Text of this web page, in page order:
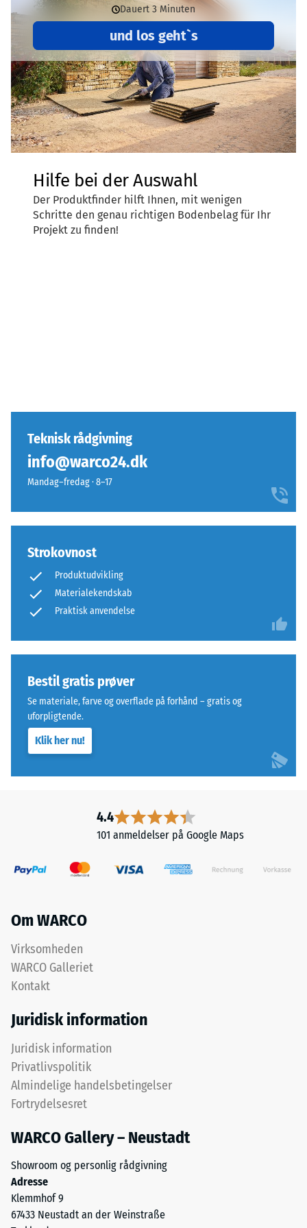
Lebensdauer wesentlich beeinflussen.
Lebensdauer
und Recyclingfähigkeit eine wichtige Rolle.
So ist z.B. ein regional hergestellter Terrassenbelag aus
gebundenem Gummigranulat, das zu einem großen Teil aus
Altreifen besteht und am Ende seiner Lebensdauer
wiederverwertet werden kann, wesentlich
umweltfreundlicherals eine Holzterrasse aus Tropenholz
oder aus rumänischem Raubbauholz.
Teknisk rådgivning
info@warco24.dk
Mandag–fredag · 8–17
Strokovnost
Produktudvikling
Materialekendskab
Praktisk anvendelse
Bestil gratis prøver
Se materiale, farve og overflade på forhånd – gratis og
uforpligtende.
Klik her nu!
4.4
101 anmeldelser på Google Maps
Om WARCO
Virksomheden
WARCO Galleriet
Kontakt
Juridisk information
Juridisk information
Privatlivspolitik
Almindelige handelsbetingelser
Fortrydelsesret
WARCO Gallery – Neustadt
Showroom og personlig rådgivning
Adresse
Klemmhof 9
67433 Neustadt an der Weinstraße